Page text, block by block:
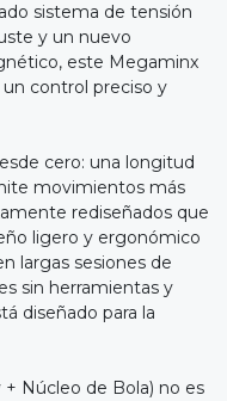
sistema de tensión
y un nuevo
este Megaminx
control preciso y
cero: una longitud
movimientos más
rediseñados que
ligero y ergonómico
largas sesiones de
sin herramientas y
diseñado para la
Núcleo de Bola) no es